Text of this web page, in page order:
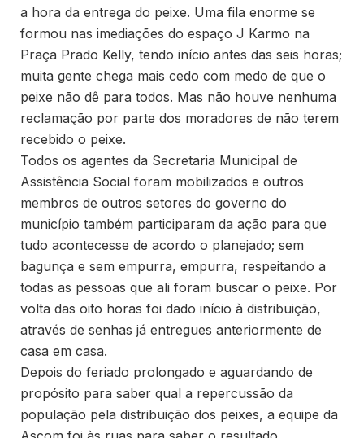
a hora da entrega do peixe. Uma fila enorme se
formou nas imediações do espaço J Karmo na
Praça Prado Kelly, tendo início antes das seis horas;
muita gente chega mais cedo com medo de que o
peixe não dê para todos. Mas não houve nenhuma
reclamação por parte dos moradores de não terem
recebido o peixe.
Todos os agentes da Secretaria Municipal de
Assistência Social foram mobilizados e outros
membros de outros setores do governo do
município também participaram da ação para que
tudo acontecesse de acordo o planejado; sem
bagunça e sem empurra, empurra, respeitando a
todas as pessoas que ali foram buscar o peixe. Por
volta das oito horas foi dado início à distribuição,
através de senhas já entregues anteriormente de
casa em casa.
Depois do feriado prolongado e aguardando de
propósito para saber qual a repercussão da
população pela distribuição dos peixes, a equipe da